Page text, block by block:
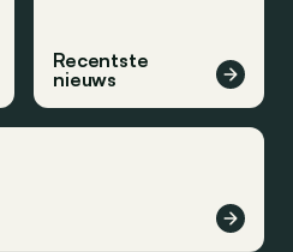
Recentste
nieuws